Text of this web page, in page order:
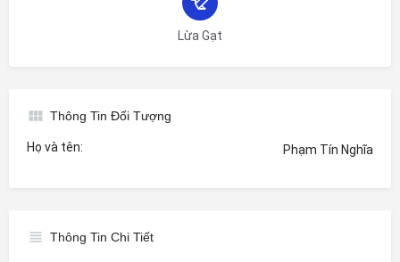
Lừa Gạt
Thông Tin Đối Tượng
Họ và tên: Phạm Tín Nghĩa
Thông Tin Chi Tiết